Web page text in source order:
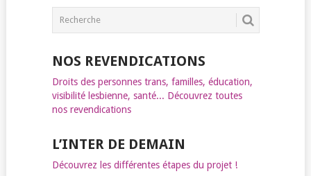
NOS REVENDICATIONS
Droits des personnes trans, familles, éducation,
visibilité lesbienne, santé... Découvrez toutes
nos revendications
L’INTER DE DEMAIN
Découvrez les différentes étapes du projet !